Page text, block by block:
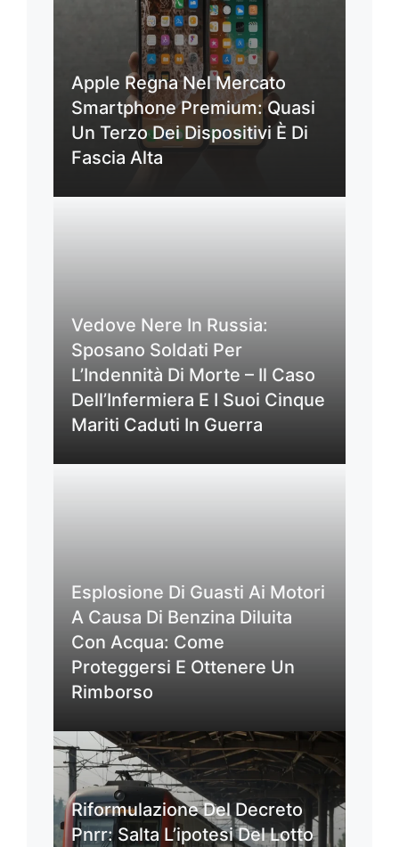
Apple Regna Nel Mercato
Smartphone Premium: Quasi
Un Terzo Dei Dispositivi È Di
Fascia Alta
Vedove Nere In Russia:
Sposano Soldati Per
L’Indennità Di Morte – Il Caso
Dell’Infermiera E I Suoi Cinque
Mariti Caduti In Guerra
Esplosione Di Guasti Ai Motori
A Causa Di Benzina Diluita
Con Acqua: Come
Proteggersi E Ottenere Un
Rimborso
Riformulazione Del Decreto
Pnrr: Salta L’ipotesi Del Lotto